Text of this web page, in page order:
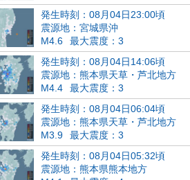
発生時刻：08月04日23:00頃
震源地：宮城県沖
M4.6
最大震度：3
発生時刻：08月04日14:06頃
震源地：熊本県天草・芦北地方
M4.4
最大震度：3
発生時刻：08月04日06:04頃
震源地：熊本県天草・芦北地方
M3.9
最大震度：3
発生時刻：08月04日05:32頃
震源地：熊本県熊本地方